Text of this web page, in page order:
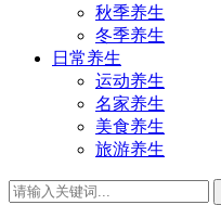
秋季养生
冬季养生
日常养生
运动养生
名家养生
美食养生
旅游养生